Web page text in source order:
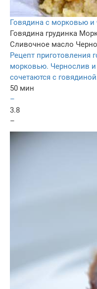
Говядина с морковью и
Говядина грудинка
Сливочное масло
Рецепт приготовления
морковью. Чернослив
сочетаются с
50 мин
–
3.8
–